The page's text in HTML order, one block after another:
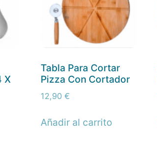
X
Tabla Para Cortar
Pizza Con Cortador
12,90 €
Añadir al carrito